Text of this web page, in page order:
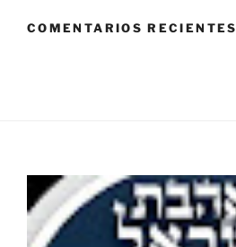
COMENTARIOS RECIENTES